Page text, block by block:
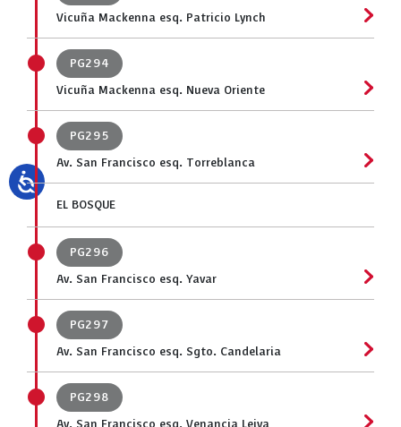
Vicuña Mackenna esq. Patricio Lynch
PG294
Vicuña Mackenna esq. Nueva Oriente
PG295
Av. San Francisco esq. Torreblanca
EL BOSQUE
PG296
Av. San Francisco esq. Yavar
PG297
Av. San Francisco esq. Sgto. Candelaria
PG298